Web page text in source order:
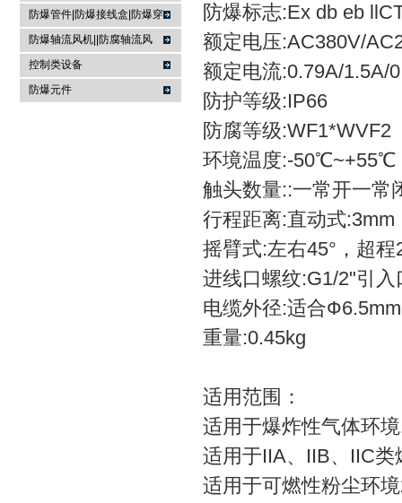
投光灯▏防爆应急灯
防爆管件|防爆接线盒|防爆穿
线盒|防爆活接头|防爆挠性管
防爆轴流风机||防腐轴流风
机|防爆排风扇
控制类设备
防爆元件
防爆标志:Ex db eb
额定电压:AC380V/
额定电流:0.79A/1.5A/
防护等级:IP66
防腐等级:WF1*WVF2
环境温度:-50℃~+55℃
触头数量::一常开一常
行程距离:直动式:3mm
摇臂式:左右45°，超程
进线口螺纹:G1/2"引入
电缆外径:适合Ф
重量:0.45kg
适用范围：
适用于爆炸性气体环
适用于IIA、IIB、IIC
适用于可燃性粉尘环